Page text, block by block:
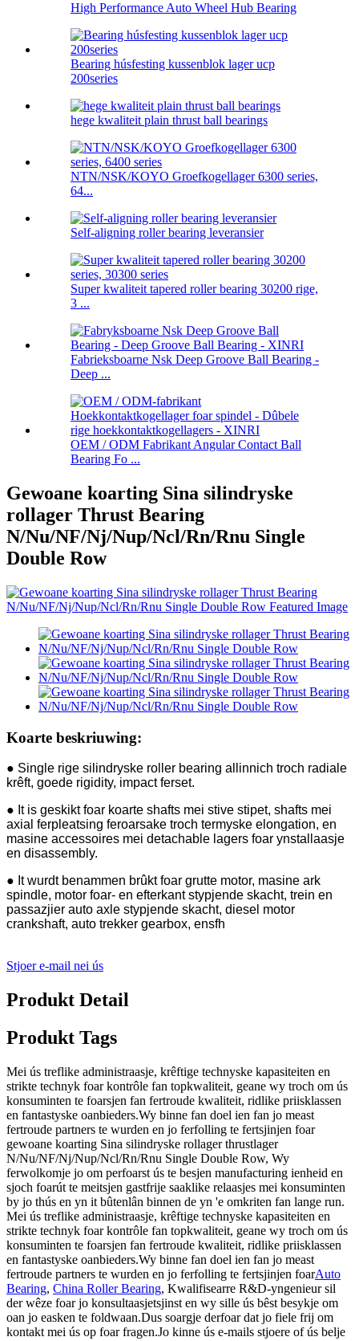
High Performance Auto Wheel Hub Bearing
Bearing húsfesting kussenblok lager ucp
200series
hege kwaliteit plain thrust ball bearings
NTN/NSK/KOYO Groefkogellager 6300 series,
64...
Self-aligning roller bearing leveransier
Super kwaliteit tapered roller bearing 30200 rige,
3 ...
Fabrieksboarne Nsk Deep Groove Ball Bearing -
Deep ...
OEM / ODM Fabrikant Angular Contact Ball
Bearing Fo ...
Gewoane koarting Sina silindryske
rollager Thrust Bearing
N/Nu/NF/Nj/Nup/Ncl/Rn/Rnu Single
Double Row
Koarte beskriuwing:
● Single rige silindryske roller bearing allinnich troch radiale
krêft, goede rigidity, impact ferset.
● It is geskikt foar koarte shafts mei stive stipet, shafts mei
axial ferpleatsing feroarsake troch termyske elongation, en
masine accessoires mei detachable lagers foar ynstallaasje
en disassembly.
● It wurdt benammen brûkt foar grutte motor, masine ark
spindle, motor foar- en efterkant stypjende skacht, trein en
passazjier auto axle stypjende skacht, diesel motor
crankshaft, auto trekker gearbox, ensfh
Stjoer e-mail nei ús
Produkt Detail
Produkt Tags
Mei ús treflike administraasje, krêftige technyske kapasiteiten en
strikte technyk foar kontrôle fan topkwaliteit, geane wy ​​troch om ús
konsuminten te foarsjen fan fertroude kwaliteit, ridlike priisklassen
en fantastyske oanbieders.Wy binne fan doel ien fan jo meast
fertroude partners te wurden en jo ferfolling te fertsjinjen foar
gewoane koarting Sina silindryske rollager thrustlager
N/Nu/NF/Nj/Nup/Ncl/Rn/Rnu Single Double Row, Wy
ferwolkomje jo om perfoarst ús te besjen manufacturing ienheid en
sjoch foarút te meitsjen gastfrije saaklike relaasjes mei konsuminten
by jo thús en yn it bûtenlân binnen de yn 'e omkriten fan lange run.
Mei ús treflike administraasje, krêftige technyske kapasiteiten en
strikte technyk foar kontrôle fan topkwaliteit, geane wy ​​troch om ús
konsuminten te foarsjen fan fertroude kwaliteit, ridlike priisklassen
en fantastyske oanbieders.Wy binne fan doel ien fan jo meast
fertroude partners te wurden en jo ferfolling te fertsjinjen foarAuto
Bearing, China Roller Bearing, Kwalifisearre R&D-yngenieur sil
der wêze foar jo konsultaasjetsjinst en wy sille ús bêst besykje om
oan jo easken te foldwaan.Dus soargje derfoar dat jo fiele frij om
kontakt mei ús op foar fragen.Jo kinne ús e-mails stjoere of ús belje